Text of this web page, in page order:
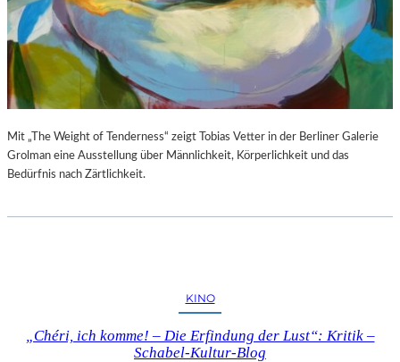
Mit „The Weight of Tenderness“ zeigt Tobias Vetter in der Berliner Galerie
Grolman eine Ausstellung über Männlichkeit, Körperlichkeit und das
Bedürfnis nach Zärtlichkeit.
KINO
„Chéri, ich komme! – Die Erfindung der Lust“: Kritik –
Schabel-Kultur-Blog